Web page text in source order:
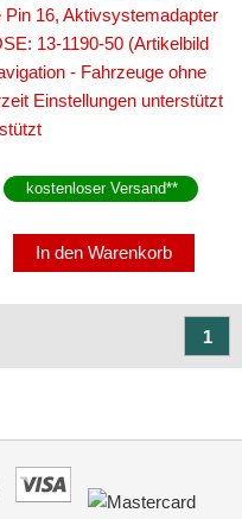
16, Aktivsystemadapter
13-1190-50 (Artikelbild
- Fahrzeuge ohne
Einstellungen unterstützt
kostenloser Versand**
In den Warenkorb
1